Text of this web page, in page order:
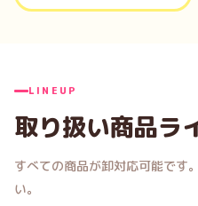
LINEUP
取り扱い商品ラ
すべての商品が卸対応可能です
い。